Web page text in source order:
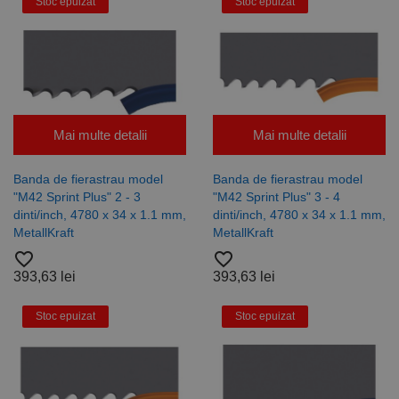
Mai multe detalii
Banda de fierastrau model
"M42 Sprint Plus" 2 - 3
dinti/inch, 4780 x 34 x 1.1 mm,
MetallKraft
favorite_border
393,63 lei
Mai multe detalii
Banda de fierastrau model
"M42 Sprint Plus" 3 - 4
dinti/inch, 4780 x 34 x 1.1 mm,
MetallKraft
favorite_border
393,63 lei
Stoc epuizat Stoc epuizat
utilizat pentru
utilizatorului.
În mod
generat
modul în care
poate fi
specific site-
ului, dar un
bun exemplu